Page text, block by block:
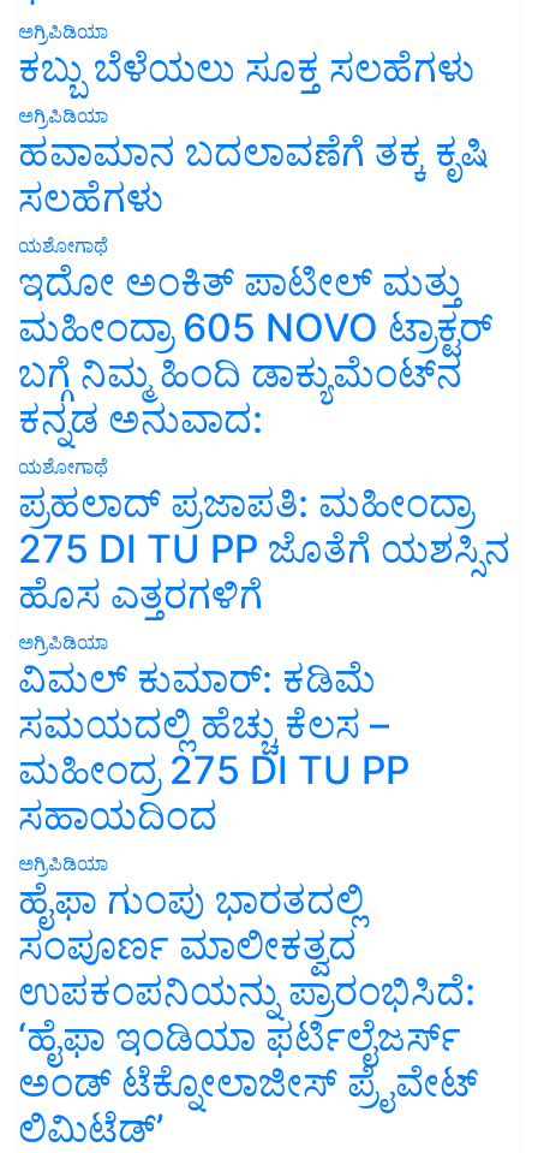
ಅಗ್ರಿಪಿಡಿಯಾ
ಕಬ್ಬು ಬೆಳೆಯಲು ಸೂಕ್ತ ಸಲಹೆಗಳು
ಅಗ್ರಿಪಿಡಿಯಾ
ಹವಾಮಾನ ಬದಲಾವಣೆಗೆ ತಕ್ಕ ಕೃಷಿ
ಸಲಹೆಗಳು
ಯಶೋಗಾಥೆ
ಇದೋ ಅಂಕಿತ್ ಪಾಟೀಲ್ ಮತ್ತು
ಮಹೀಂದ್ರಾ 605 NOVO ಟ್ರಾಕ್ಟರ್
ಬಗ್ಗೆ ನಿಮ್ಮ ಹಿಂದಿ ಡಾಕ್ಯುಮೆಂಟ್‌ನ
ಕನ್ನಡ ಅನುವಾದ:
ಯಶೋಗಾಥೆ
ಪ್ರಹಲಾದ್ ಪ್ರಜಾಪತಿ: ಮಹೀಂದ್ರಾ
275 DI TU PP ಜೊತೆಗೆ ಯಶಸ್ಸಿನ
ಹೊಸ ಎತ್ತರಗಳಿಗೆ
ಅಗ್ರಿಪಿಡಿಯಾ
ವಿಮಲ್ ಕುಮಾರ್: ಕಡಿಮೆ
ಸಮಯದಲ್ಲಿ ಹೆಚ್ಚು ಕೆಲಸ –
ಮಹೀಂದ್ರ 275 DI TU PP
ಸಹಾಯದಿಂದ
ಅಗ್ರಿಪಿಡಿಯಾ
ಹೈಫಾ ಗುಂಪು ಭಾರತದಲ್ಲಿ
ಸಂಪೂರ್ಣ ಮಾಲೀಕತ್ವದ
ಉಪಕಂಪನಿಯನ್ನು ಪ್ರಾರಂಭಿಸಿದೆ:
‘ಹೈಫಾ ಇಂಡಿಯಾ ಫರ್ಟಿಲೈಜರ್ಸ್
ಅಂಡ್ ಟೆಕ್ನೋಲಾಜೀಸ್ ಪ್ರೈವೇಟ್
ಲಿಮಿಟೆಡ್’